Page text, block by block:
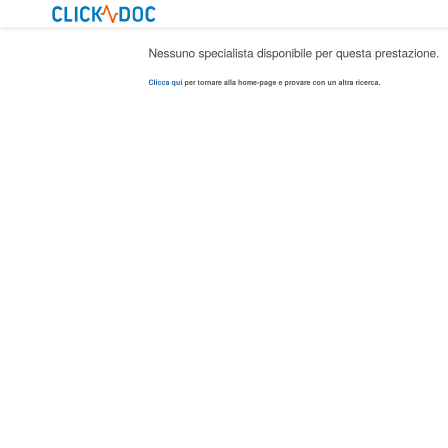
Nessuno specialista disponibile per questa prestazione.
Clicca qui per tornare alla home-page e provare con un altra ricerca.